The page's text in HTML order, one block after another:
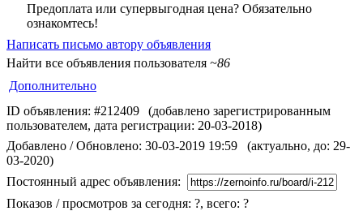
Предоплата или супервыгодная цена? Обязательно
ознакомтесь!
Написать письмо автору объявления
Найти все объявления пользователя ~86
Дополнительно
ID объявления: #212409
(добавлено зарегистрированным
пользователем, дата регистрации: 20-03-2018)
Добавлено / Обновлено: 30-03-2019 19:59
(актуально, до: 29-
03-2020)
Постоянный адрес объявления:
Показов / просмотров за сегодня: ?, всего: ?